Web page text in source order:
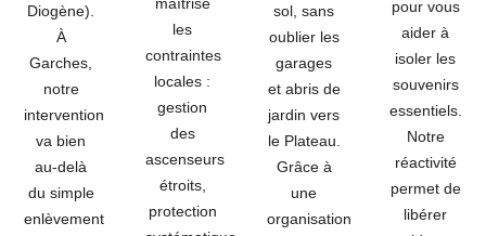
Diogène).
À
Garches,
notre
intervention
va bien
au-delà
du simple
enlèvement
les
contraintes
locales :
gestion
des
ascenseurs
étroits,
protection
sol, sans
oublier les
garages
et abris de
jardin vers
le Plateau.
Grâce à
une
organisation
pour vous
aider à
isoler les
souvenirs
essentiels.
Notre
réactivité
permet de
libérer